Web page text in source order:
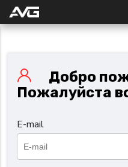
Добро
Пожалуйста
E-mail